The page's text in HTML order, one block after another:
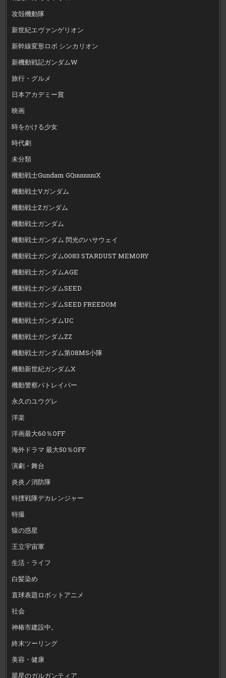
攻殻機動隊
新世紀エヴァンゲリオン
新幹線変形ロボ シンカリオン
新機動戦記ガンダムW
旅行・グルメ
日本アカデミー賞
映画
時をかける少女
時代劇
未分類
機動戦士Gundam GQuuuuuuX
機動戦士Vガンダム
機動戦士Zガンダム
機動戦士ガンダム
機動戦士ガンダム 閃光のハサウェイ
機動戦士ガンダム0083 STARDUST MEMORY
機動戦士ガンダムAGE
機動戦士ガンダムSEED
機動戦士ガンダムSEED FREEDOM
機動戦士ガンダムUC
機動戦士ガンダムZZ
機動戦士ガンダム第08MS小隊
機動新世紀ガンダムX
機動警察パトレイバー
永久のユウグレ
洋楽
洋画最大60％OFF
海外ドラマ 最大50％OFF
演劇・舞台
炎炎ノ消防隊
特捜戦隊デカレンジャー
特撮
猿の惑星
王立宇宙軍
生活・ライフ
白髪染め
直球表題ロボットアニメ
社会
神椿市建設中。
終末ツーリング
美容・健康
翠星のガルガンティア